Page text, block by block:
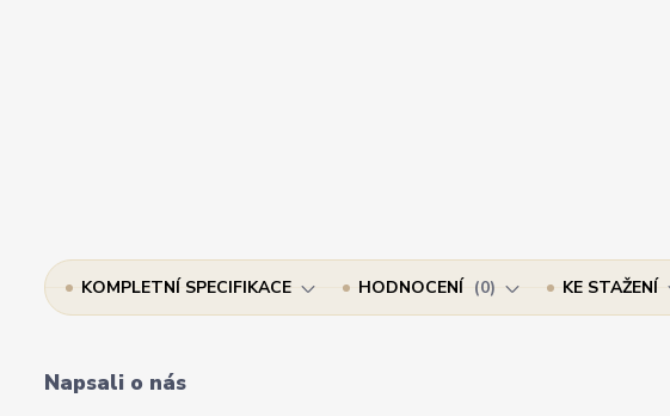
KOMPLETNÍ SPECIFIKACE HODNOCENÍ 0 KE STAŽENÍ
Napsali o nás